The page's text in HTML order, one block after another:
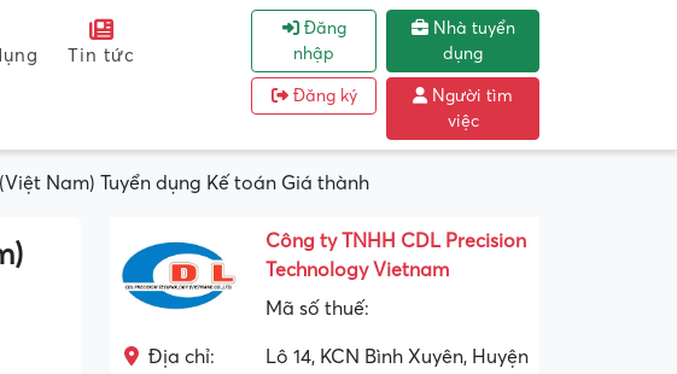
Tin tức
Đăng
nhập
Đăng ký
Nhà tuyển
dụng
Người tìm
việc
Nam) Tuyển dụng Kế toán Giá thành
Công ty TNHH CDL Precision
Technology Vietnam
Mã số thuế:
Địa chỉ:
Lô 14, KCN Bình Xuyên, Huyện